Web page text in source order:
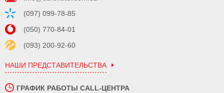
(097) 099-78-85
(050) 770-84-01
(093) 200-92-60
НАШИ ПРЕДСТАВИТЕЛЬСТВА
ГРАФИК РАБОТЫ CALL-ЦЕНТРА